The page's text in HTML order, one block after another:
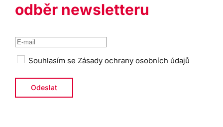
odběr newsletteru
Souhlasím se Zásady ochrany osobních údajů